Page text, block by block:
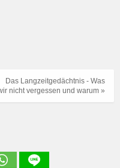
Das Langzeitgedächtnis - Was
nicht vergessen und warum »